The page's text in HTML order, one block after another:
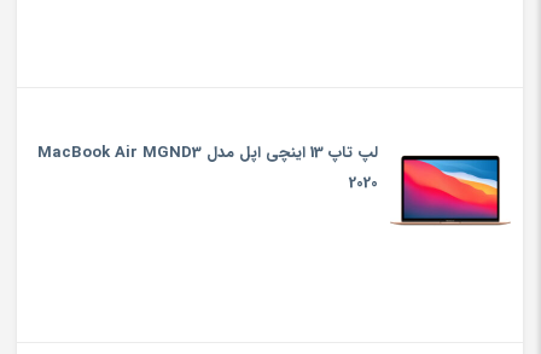
لپ تاپ 13 اینچی اپل مدل MacBook Air MGND3
2020